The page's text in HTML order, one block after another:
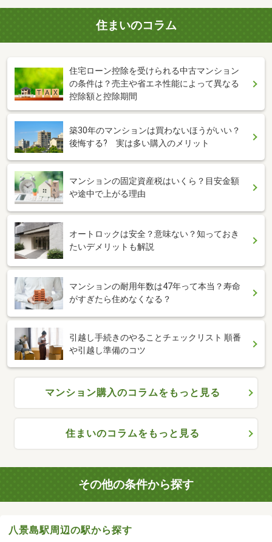
住まいのコラム
住宅ローン控除を受けられる中古マンション
の条件は？売主や省エネ性能によって異なる
控除額と控除期間
築30年のマンションは買わないほうがいい？
後悔する? 実は多い購入のメリット
マンションの固定資産税はいくら？目安金額
や途中で上がる理由
オートロックは安全？意味ない？知っておき
たいデメリットも解説
マンションの耐用年数は47年って本当？寿命
がすぎたら住めなくなる？
引越し手続きのやることチェックリスト 順番
や引越し準備のコツ
マンション購入のコラムをもっと見る
住まいのコラムをもっと見る
その他の条件から探す
八景島駅周辺の駅から探す